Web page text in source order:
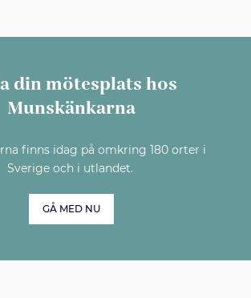
din mötesplats hos
Munskänkarna
finns idag på omkring 180 orter i
Sverige och i utlandet.
GÅ MED NU